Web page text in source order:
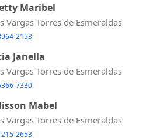
Maribel
Vargas Torres de Esmeraldas
2153
Janella
Vargas Torres de Esmeraldas
7330
Mabel
Vargas Torres de Esmeraldas
2653